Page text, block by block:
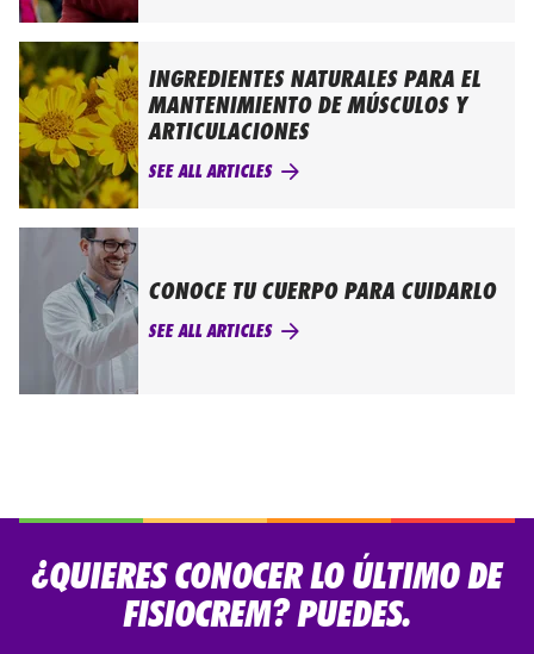
INGREDIENTES NATURALES PARA EL
MANTENIMIENTO DE MÚSCULOS Y
ARTICULACIONES
SEE ALL ARTICLES
CONOCE TU CUERPO PARA CUIDARLO
SEE ALL ARTICLES
¿QUIERES CONOCER LO ÚLTIMO DE
FISIOCREM? PUEDES.